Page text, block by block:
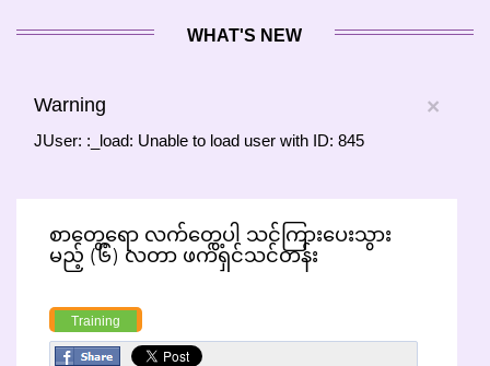
WHAT'S NEW
×
Warning
JUser: :_load: Unable to load user with ID: 845
စာတွေ့ရော လက်တွေ့ပါ သင်ကြားပေးသွား
မည့် (၆) လတာ ဖက်ရှင်သင်တန်း
Training